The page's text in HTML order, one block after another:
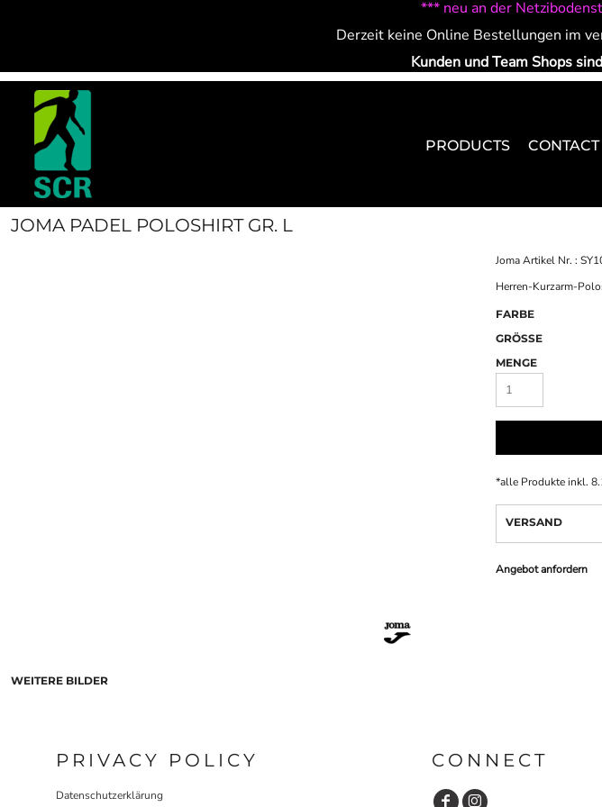
*** neu an der
Derzeit keine Online Bestellungen im
Kunden und Team Shops
PRODUCTS CONTACT
JOMA PADEL POLOSHIRT GR. L
Joma Artikel Nr. :
Herren-Kurzarm-
FARBE
GRÖSSE
MENGE
*alle Produkte inkl.
VERSAND
Angebot anfordern
WEITERE BILDER
PRIVACY POLICY
Datenschutzerklärung
CONNECT
ANMELDEN
REGISTRIEREN
WARENKORB: 0 ARTIKEL
CURRENCY: